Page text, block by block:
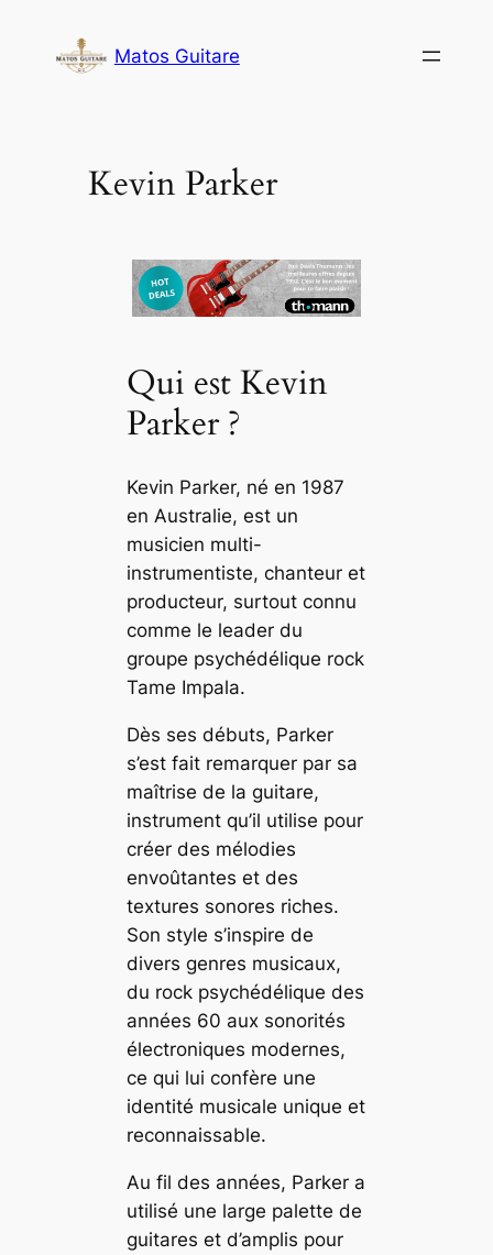
contenu
Matos Guitare
Kevin Parker
Qui est Kevin
Parker ?
Kevin Parker, né en 1987
en Australie, est un
musicien multi-
instrumentiste, chanteur et
producteur, surtout connu
comme le leader du
groupe psychédélique rock
Tame Impala.
Dès ses débuts, Parker
s’est fait remarquer par sa
maîtrise de la guitare,
instrument qu’il utilise pour
créer des mélodies
envoûtantes et des
textures sonores riches.
Son style s’inspire de
divers genres musicaux,
du rock psychédélique des
années 60 aux sonorités
électroniques modernes,
ce qui lui confère une
identité musicale unique et
reconnaissable.
Au fil des années, Parker a
utilisé une large palette de
guitares et d’amplis pour